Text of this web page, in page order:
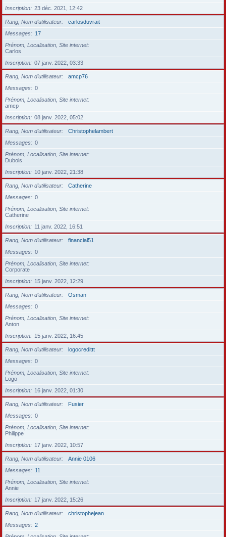
Inscription
23 déc. 2021, 12:42
Rang, Nom d’utilisateur
carlosduvrait
Messages
17
Prénom, Localisation, Site internet
Carlos
Inscription
07 janv. 2022, 03:33
Rang, Nom d’utilisateur
amcp76
Messages
0
Prénom, Localisation, Site internet
amcp
Inscription
08 janv. 2022, 05:02
Rang, Nom d’utilisateur
Christophelambert
Messages
0
Prénom, Localisation, Site internet
Dubois
Inscription
10 janv. 2022, 21:38
Rang, Nom d’utilisateur
Catherine
Messages
0
Prénom, Localisation, Site internet
Catherine
Inscription
11 janv. 2022, 16:51
Rang, Nom d’utilisateur
financial51
Messages
0
Prénom, Localisation, Site internet
Corporate
Inscription
15 janv. 2022, 12:29
Rang, Nom d’utilisateur
Osman
Messages
0
Prénom, Localisation, Site internet
Anton
Inscription
15 janv. 2022, 16:45
Rang, Nom d’utilisateur
logocredittt
Messages
0
Prénom, Localisation, Site internet
Logo
Inscription
16 janv. 2022, 01:30
Rang, Nom d’utilisateur
Fusier
Messages
0
Prénom, Localisation, Site internet
Philippe
Inscription
17 janv. 2022, 10:57
Rang, Nom d’utilisateur
Annie 0106
Messages
11
Prénom, Localisation, Site internet
Annie
Inscription
17 janv. 2022, 15:26
Rang, Nom d’utilisateur
christophejean
Messages
2